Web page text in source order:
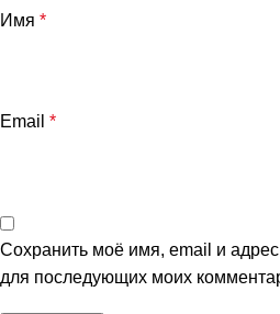
Имя *
Email *
Сохранить моё имя, email и
для последующих моих